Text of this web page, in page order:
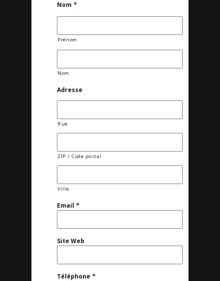
Nom *
Prénom
Nom
Adresse
Rue
ZIP / Code postal
Ville
Email *
Site Web
Téléphone *